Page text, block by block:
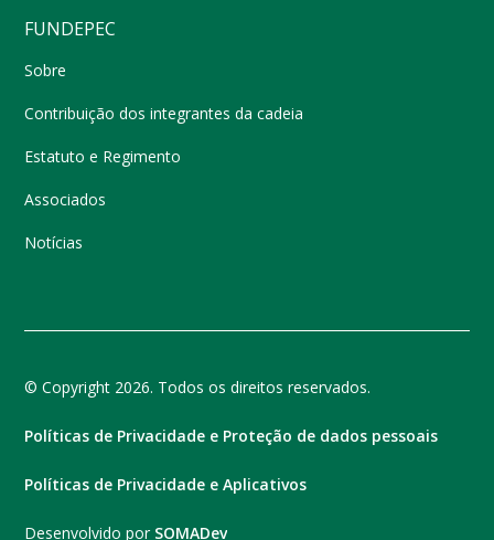
FUNDEPEC
Sobre
Contribuição dos integrantes da cadeia
Estatuto e Regimento
Associados
Notícias
© Copyright 2026. Todos os direitos reservados.
Políticas de Privacidade e Proteção de dados pessoais
Políticas de Privacidade e Aplicativos
Desenvolvido por SOMADev